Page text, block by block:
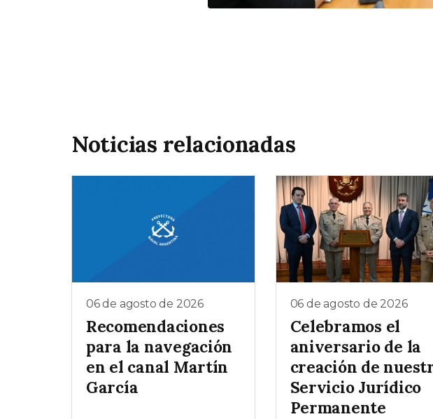
Noticias relacionadas
06 de agosto de 2026
Recomendaciones
para la navegación
en el canal Martín
García
06 de agosto de 2026
Celebramos el
aniversario de la
creación de
Servicio Jurídico
Permanente